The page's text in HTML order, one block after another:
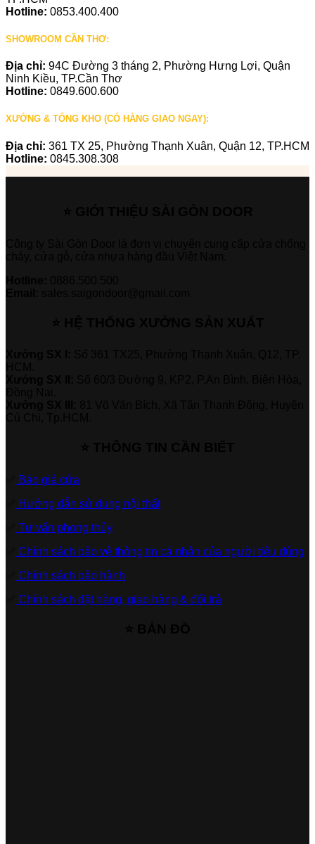
Hotline: 0853.400.400
SHOWROOM CẦN THƠ:
Địa chỉ: 94C Đường 3 tháng 2, Phường Hưng Lợi, Quận
Ninh Kiều, TP.Cần Thơ
Hotline: 0849.600.600
XƯỞNG & TỔNG KHO (CÓ HÀNG GIAO NGAY):
Địa chỉ: 361 TX 25, Phường Thạnh Xuân, Quận 12, TP.HCM
Hotline: 0845.308.308
Báo giá cửa
Hướng dẫn sử dụng nội thất
Tư vấn phong thủy
Chính sách bảo vệ thông tin cá nhân của người tiêu dùng
Chính sách bảo hành
Chính sách đặt hàng, giao hàng & đổi trả